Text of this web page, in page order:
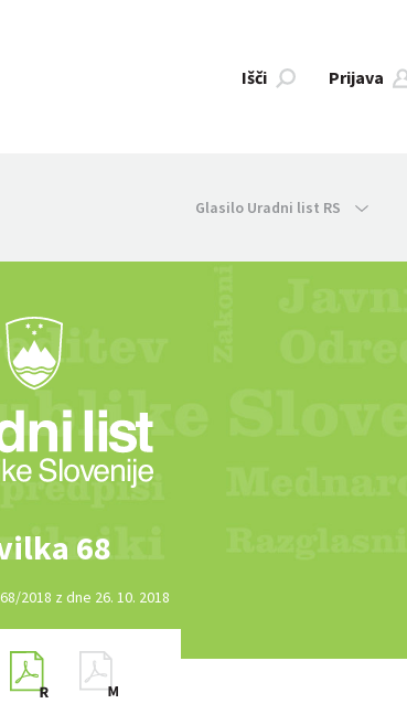
Išči Prijava
Glasilo Uradni list RS
68
2018 z dne 26. 10. 2018